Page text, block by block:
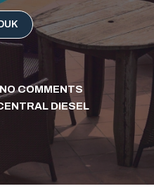
NO COMMENTS
DIESEL